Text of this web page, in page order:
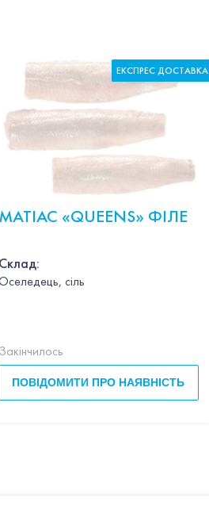
МАТІАС «QUEENS» ФІЛЕ
Склад:
сіль
Закінчилось
ПОВІДОМИТИ ПРО НАЯВНІСТЬ
ЕКСПРЕС ДОСТАВКА